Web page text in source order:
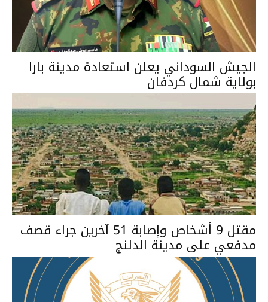
الجيش السوداني يعلن استعادة مدينة بارا
بولاية شمال كردفان
مقتل 9 أشخاص وإصابة 51 آخرين جراء قصف
مدفعي على مدينة الدلنج